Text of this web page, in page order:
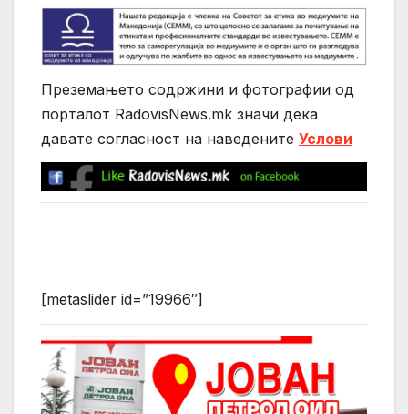
Преземањето содржини и фотографии од
порталот RadovisNews.mk значи дека
давате согласност на нaведените Услови
[metaslider id=”19966″]